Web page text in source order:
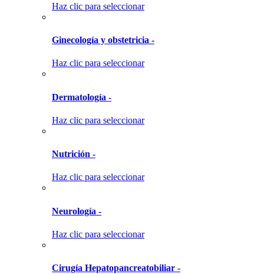
Haz clic para seleccionar
Ginecología y obstetricia -
Haz clic para seleccionar
Dermatología -
Haz clic para seleccionar
Nutrición -
Haz clic para seleccionar
Neurología -
Haz clic para seleccionar
Cirugía Hepatopancreatobiliar -